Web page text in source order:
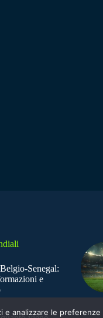
Senegal:
e
analizzare le